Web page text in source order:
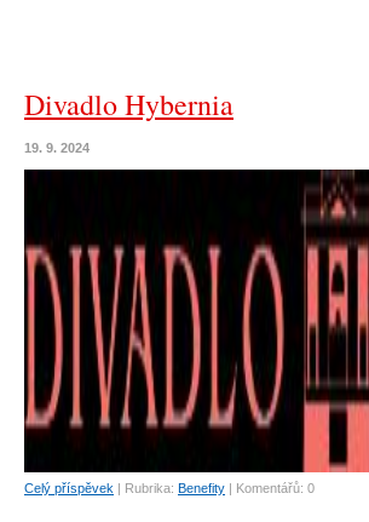
Divadlo Hybernia
19. 9. 2024
Celý příspěvek | Rubrika: Benefity | Komentářů: 0